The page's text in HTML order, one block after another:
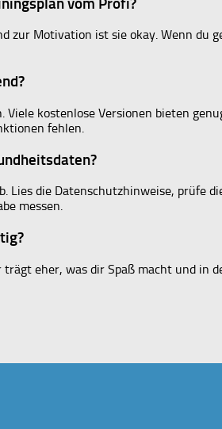
zur Motivation ist sie okay. Wenn
Viele kostenlose Versionen bieten
fehlen.
Lies die Datenschutzhinweise,
messen.
trägt eher, was dir Spaß macht und